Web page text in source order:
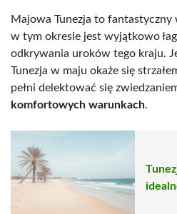
Majowa Tunezja to
w tym okresie jest wyjątkowo
odkrywania uroków tego kraju.
Tunezja w maju okaże się
pełni delektować się
komfortowych warunkach.